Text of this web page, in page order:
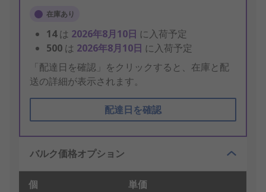
在庫あり
14は 2026年8月10日 に入荷予定
500 は 2026年8月10日 に入荷予定
「配達日を確認」をクリックすると、在庫と配
送の詳細が表示されます。
配達日を確認
バルク価格オプション
個 単価